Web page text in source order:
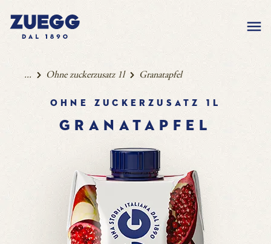
... Ohne zuckerzusatz 1l Granatapfel
Ohne Zuckerzusatz 1l
GRANATAPFEL